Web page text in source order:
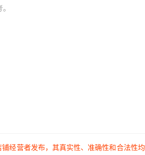
经营者发布，其真实性、准确性和合法性